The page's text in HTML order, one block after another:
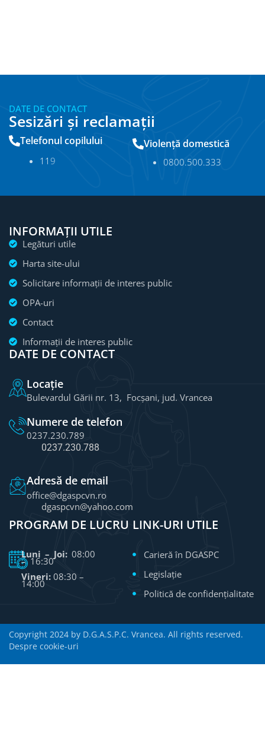
DATE DE CONTACT
Sesizări și reclamații
Telefonul copilului
11 9
Violență domestică
0800.500.333
INFORMAȚII UTILE
Legături utile
Harta site-ului
Solicitare informații de interes public
OPA-uri
Contact
Informații de interes public
DATE DE CONTACT
Locație
Bulevardul Gării nr. 13, Focșani, jud. Vrancea
Numere de telefon
0237.230.789
0237.230.788
Adresă de email
office@dgaspcvn.ro
dgaspcvn@yahoo.com
PROGRAM DE LUCRU
Luni – Joi: 08:00
– 16:30
Vineri: 08:30 –
14:00
LINK-URI UTILE
Carieră în DGASPC
Legislație
Politică de confidențialitate
Copyright 2024 by D.G.A.S.P.C. Vrancea. All rights reserved.
Despre cookie-uri